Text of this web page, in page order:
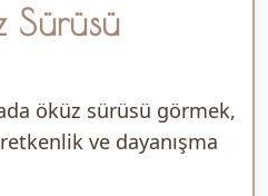
Sürüsü
öküz sürüsü görmek,
ve dayanışma